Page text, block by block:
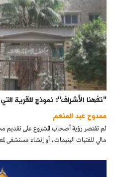
"تفهنا الأشراف": نموذج للقرية
ممدوح عبد المنعم
لم تقتصر رؤية أصحاب المشروع على تقديم
مالي للفتيات اليتيمات، أو إنشاء مستشفى